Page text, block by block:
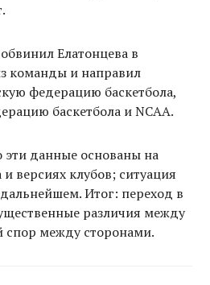
Елатонцева в
команды и направил
федерацию баскетбола,
баскетбола и NCAA.
эти данные основаны на
версиях клубов; ситуация
Итог: переход в
различия между
спор между сторонами.